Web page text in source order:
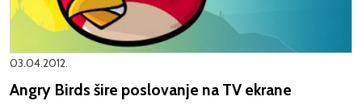
03.04.2012.
Angry Birds šire poslovanje na TV ekrane